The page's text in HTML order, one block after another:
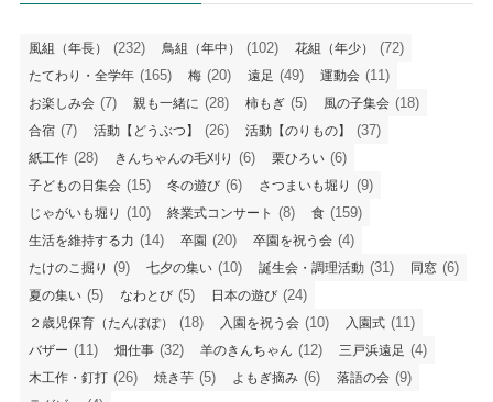
風組（年長） (232) 鳥組（年中） (102) 花組（年少） (72)
たてわり・全学年 (165) 梅 (20) 遠足 (49) 運動会 (11)
お楽しみ会 (7) 親も一緒に (28) 柿もぎ (5) 風の子集会 (18)
合宿 (7) 活動【どうぶつ】 (26) 活動【のりもの】 (37)
紙工作 (28) きんちゃんの毛刈り (6) 栗ひろい (6)
子どもの日集会 (15) 冬の遊び (6) さつまいも堀り (9)
じゃがいも堀り (10) 終業式コンサート (8) 食 (159)
生活を維持する力 (14) 卒園 (20) 卒園を祝う会 (4)
たけのこ掘り (9) 七夕の集い (10) 誕生会・調理活動 (31) 同窓 (6)
夏の集い (5) なわとび (5) 日本の遊び (24)
２歳児保育（たんぽぽ） (18) 入園を祝う会 (10) 入園式 (11)
バザー (11) 畑仕事 (32) 羊のきんちゃん (12) 三戸浜遠足 (4)
木工作・釘打 (26) 焼き芋 (5) よもぎ摘み (6) 落語の会 (9)